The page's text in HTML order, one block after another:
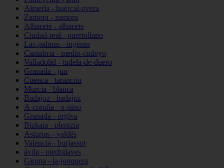
Almería - huércal-overa
Zamora - zamora
Albacete - albacete
Ciudad-real - puertollano
Las-palmas - ingenio
Cantabria - medio-cudeyo
Valladolid - tudela-de-duero
Granada - jun
Cuenca - tarancón
Murcia - blanca
Badajoz - badajoz
A-coruña - o-pino
Granada - órgiva
Bizkaia - plentzia
Asturias - valdés
Valencia - burjassot
ávila - piedralaves
Girona - la-jonquera